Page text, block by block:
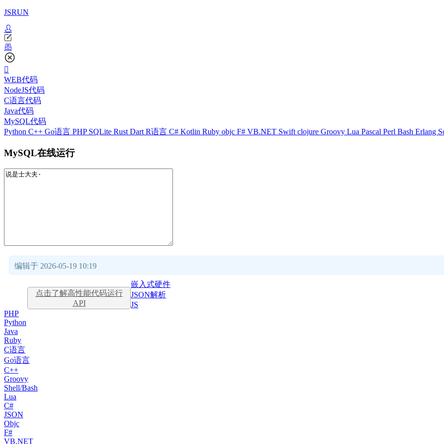
JSRUN
WEB代码
NodeJS代码
C语言代码
Java代码
MySQL代码
Python C++ Go语言 PHP SQLite Rust Dart R语言 C# Kotlin Ruby objc F# VB.NET Swift clojure Groovy Lua Pascal Perl Bash Erlang
MySQL在线运行
编辑于 2026-05-19 10:19
点击了解高性能代码运行
API
嵌入式硬件
JSON解析
JS
PHP
Python
Java
Ruby
C语言
Go语言
C++
Groovy
Shell/Bash
Lua
C#
JSON
Objc
F#
VB.NET